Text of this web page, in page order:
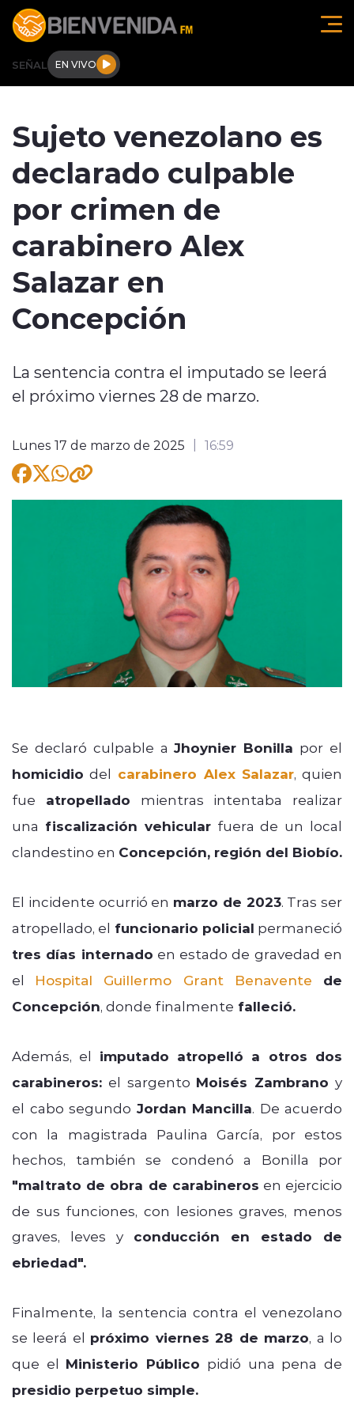
Click acá para ir directamente al contenido
SEÑAL EN VIVO
Actualidad
Regionales
Tendencias
Internacional
Sujeto venezolano es
declarado culpable
por crimen de
carabinero Alex
Salazar en
Concepción
La sentencia contra el imputado se leerá
el próximo viernes 28 de marzo.
Lunes 17 de marzo de 2025 16:59
Se declaró culpable aJhoynier Bonilla por el
homicidio del carabinero Alex Salazar, quien
fue atropellado mientras intentaba realizar
una fiscalización vehicularfuera de un local
clandestino en Concepción, región del Biobío.
El incidente ocurrió en marzo de 2023. Tras ser
atropellado, el funcionario policial permaneció
tres días internado en estado de gravedad en
el Hospital Guillermo Grant Benavente de
Concepción, donde finalmente falleció.
Además, el imputado atropelló a otros dos
carabineros: el sargento Moisés Zambrano y
el cabo segundo Jordan Mancilla. De acuerdo
con la magistrada Paulina García, por estos
hechos, también se condenó a Bonilla por
"maltrato de obra de carabineros en ejercicio
de sus funciones, con lesiones graves, menos
graves, leves y conducción en estado de
ebriedad".
Finalmente, la sentencia contra el venezolano
se leerá el próximo viernes 28 de marzo, a lo
que el Ministerio Público pidió una pena de
presidio perpetuo simple.